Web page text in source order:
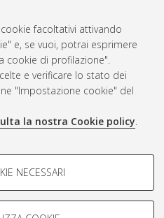
facoltativi attivando
e, se vuoi, potrai esprimere
cookie di profilazione".
e verificare lo stato dei
"Impostazione cookie" del
la nostra Cookie policy.
-
le caratteristiche della
NECESSARI